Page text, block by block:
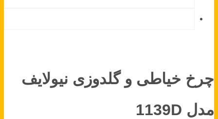
چرخ خیاطی و گلدوزی نیولایف
مدل 1139D